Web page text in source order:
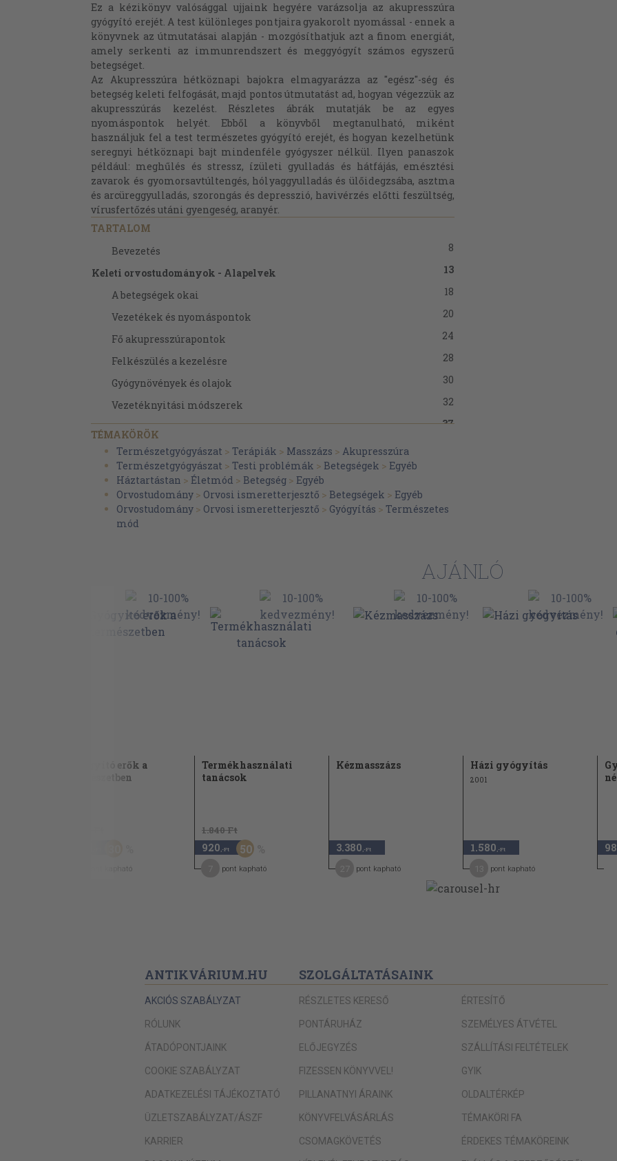
Ez a kézikönyv valósággal ujjaink hegyére varázsolja az akupresszúra
gyógyító erejét. A test különleges pontjaira gyakorolt nyomással - ennek a
könyvnek az útmutatásai alapján - mozgósíthatjuk azt a finom energiát,
amely serkenti az immunrendszert és meggyógyít számos egyszerű
betegséget.
Az Akupresszúra hétköznapi bajokra elmagyarázza az "egész"-ség és
betegség keleti felfogását, majd pontos útmutatást ad, hogyan végezzük az
akupresszúrás kezelést. Részletes ábrák mutatják be az egyes
nyomáspontok helyét. Ebből a könyvből megtanulható, miként
használjuk fel a test természetes gyógyító erejét, és hogyan kezelhetünk
seregnyi hétköznapi bajt mindenféle gyógyszer nélkül. Ilyen panaszok
például: meghűlés és stressz, ízületi gyulladás és hátfájás, emésztési
zavarok és gyomorsavtúltengés, hólyaggyulladás és ülőidegzsába, asztma
és arcüreggyulladás, szorongás és depresszió, havivérzés előtti feszültség,
vírusfertőzés utáni gyengeség, aranyér.
TARTALOM
Bevezetés
8
Keleti orvostudományok - Alapelvek
13
A betegségek okai
18
Vezetékek és nyomáspontok
20
Fő akupresszúrapontok
24
Felkészülés a kezelésre
28
Gyógynövények és olajok
30
Vezetéknyitási módszerek
32
Hétköznapi bajok kezelése
37
Általános életerő
Idegrendszer
Immunrendszer
Légzés
50
64
Nemi szervek
66
Csontok és ízületek
73
TÉMAKÖRÖK
Természetgyógyászat > Terápiák > Masszázs > Akupresszúra
Természetgyógyászat > Testi problémák > Betegségek > Egyéb
Háztartástan > Életmód > Betegség > Egyéb
Orvostudomány > Orvosi ismeretterjesztő > Betegségek > Egyéb
Orvostudomány > Orvosi ismeretterjesztő > Gyógyítás > Természetes
mód
AJÁNLÓ
Gyógyító erők a
természetben
pont kapható
Termékhasználati
tanácsok
1.840 Ft
920 ,-Ft 50
pont kapható
Kézmasszázs
3.380 ,-Ft
pont kapható
Házi gyógyítás
2001
1.580 ,-Ft
pont kapható
ANTIKVÁRIUM.HU
AKCIÓS SZABÁLYZAT
RÓLUNK
ÁTADÓPONTJAINK
COOKIE SZABÁLYZAT
ADATKEZELÉSI TÁJÉKOZTATÓ
ÜZLETSZABÁLYZAT/ÁSZF
KARRIER
SZOLGÁLTATÁSAINK
RÉSZLETES KERESŐ
PONTÁRUHÁZ
ELŐJEGYZÉS
FIZESSEN KÖNYVVEL!
PILLANATNYI ÁRAINK
KÖNYVFELVÁSÁRLÁS
CSOMAGKÖVETÉS
ÉRTESÍTŐ
SZEMÉLYES ÁTVÉTEL
SZÁLLÍTÁSI FELTÉTELEK
GYIK
OLDALTÉRKÉP
TÉMAKÖRI FA
ÉRDEKES TÉMAKÖREINK